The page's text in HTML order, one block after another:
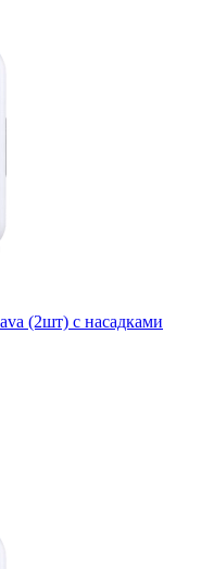
(2шт) с насадками